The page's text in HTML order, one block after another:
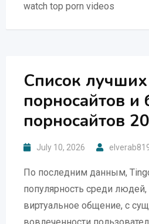
watch top porn videos
Список лучших
порносайтов и
порносайтов
July 10, 2026
По последним данным,
популярность среди
виртуальное общение, с